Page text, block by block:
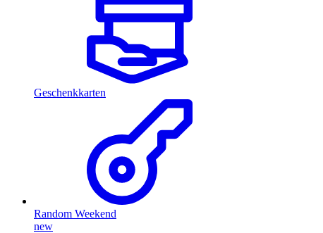
Geschenkkarten
Random Weekend
new